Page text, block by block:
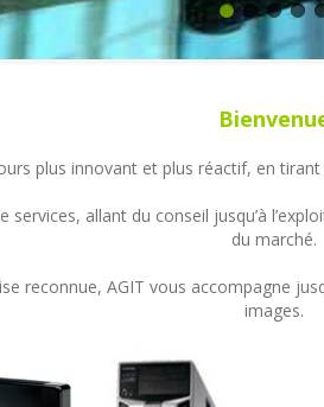
plus innovant et plus réactif, en
services, allant du conseil jusqu’à
du marché.
reconnue, AGIT vous accompagne
images.